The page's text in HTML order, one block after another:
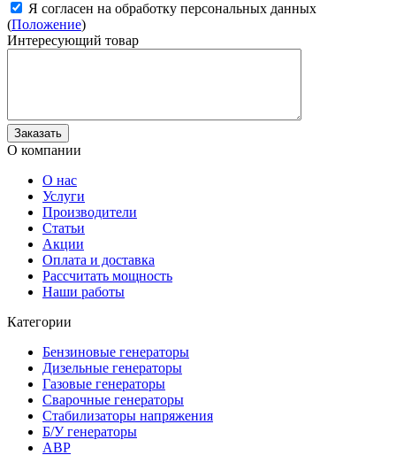
Я согласен на обработку персональных данных
(Положение)
Интересующий товар
О компании
О нас
Услуги
Производители
Статьи
Акции
Оплата и доставка
Рассчитать мощность
Наши работы
Категории
Бензиновые генераторы
Дизельные генераторы
Газовые генераторы
Сварочные генераторы
Стабилизаторы напряжения
Б/У генераторы
АВР